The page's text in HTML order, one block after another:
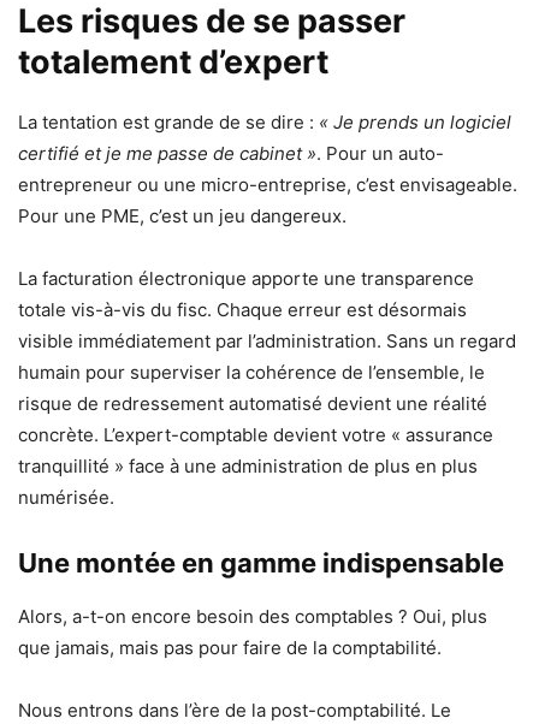
Les risques de se passer
totalement d’expert
La tentation est grande de se dire : « Je prends un logiciel
certifié et je me passe de cabinet ». Pour un auto-
entrepreneur ou une micro-entreprise, c’est envisageable.
Pour une PME, c’est un jeu dangereux.
La facturation électronique apporte une transparence
totale vis-à-vis du fisc. Chaque erreur est désormais
visible immédiatement par l’administration. Sans un regard
humain pour superviser la cohérence de l’ensemble, le
risque de redressement automatisé devient une réalité
concrète. L’expert-comptable devient votre « assurance
tranquillité » face à une administration de plus en plus
numérisée.
Une montée en gamme indispensable
Alors, a-t-on encore besoin des comptables ? Oui, plus
que jamais, mais pas pour faire de la comptabilité.
Nous entrons dans l’ère de la post-comptabilité. Le